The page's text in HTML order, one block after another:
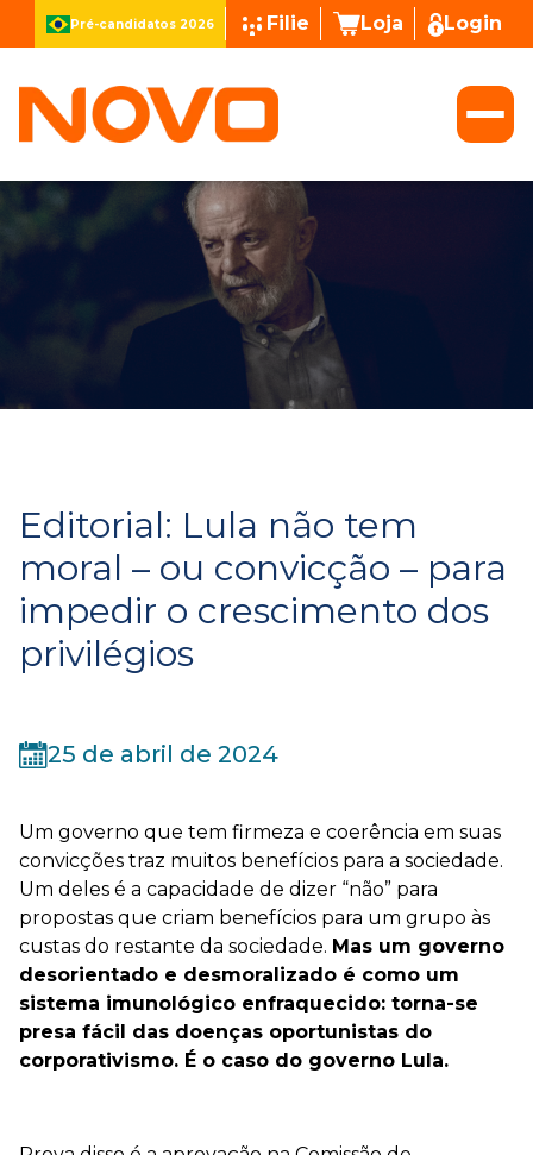
Pré-candidatos 2026 Filie Loja Login
Editorial: Lula não tem
moral – ou convicção – para
impedir o crescimento dos
privilégios
25 de abril de 2024
Um governo que tem firmeza e coerência em suas
convicções traz muitos benefícios para a sociedade.
Um deles é a capacidade de dizer “não” para
propostas que criam benefícios para um grupo às
custas do restante da sociedade. Mas um governo
desorientado e desmoralizado é como um
sistema imunológico enfraquecido: torna-se
presa fácil das doenças oportunistas do
corporativismo. É o caso do governo Lula.